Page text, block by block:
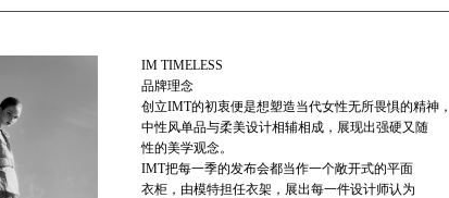
IM TIMELESS
品牌理念
创立IMT的初衷便是想塑造当代女性无所畏惧的精神，
中性风单品与柔美设计相辅相成，展现出强硬又随
性的美学观念。
IMT把每一季的发布会都当作一个敞开式的平面
衣柜，由模特担任衣架，展出每一件设计师认为